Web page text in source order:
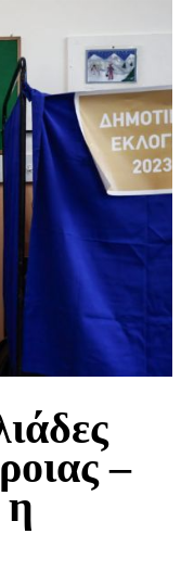
–
η